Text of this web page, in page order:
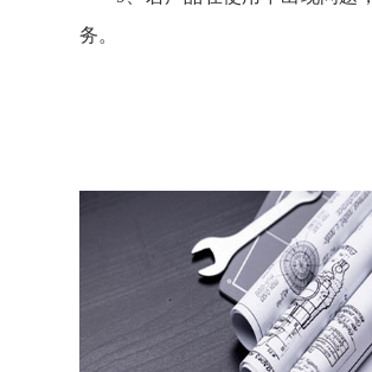
务。